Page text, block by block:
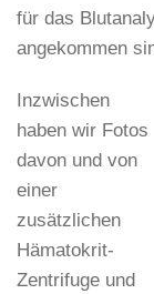
für das
angekommen
Inzwischen
haben wir Fotos
davon und von
einer
zusätzlichen
Hämatokrit-
Zentrifuge und